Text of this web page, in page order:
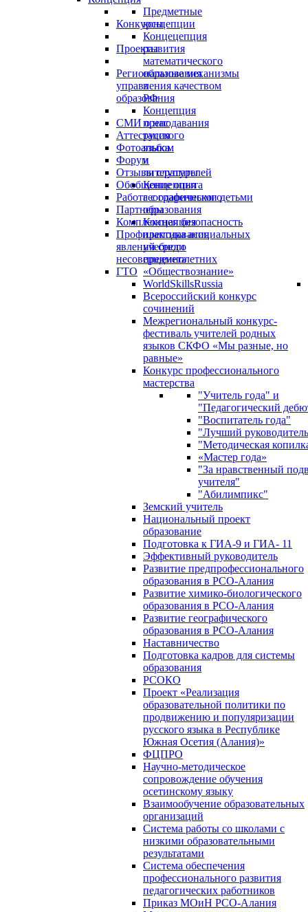
Предметные
концепции
Концецепция
развития
математического
образования
в
РФ
Концепция
преподавания
русского
языка
и
литературы
Концепция
географического
образования
Концепция
преподавания
учебного
предмета
«Обществознание»
Конкурсы
WorldSkillsRussia
Всероссийский конкурс
сочинений
Межрегиональный конкурс-
фестиваль учителей родных
языков СКФО «Мы разные, но
равные»
Конкурс профессионального
мастерства
"Учитель года" и
"Педагогический
"Воспитатель года"
"Лучший
"Методическая
«Мастер года»
"За нравственный
учителя"
"Абилимпикс"
Земский учитель
Проекты
Национальный проект
образование
Подготовка к ГИА-9 и ГИА- 11
Эффективный руководитель
Развитие предпрофессионального
образования в РСО-Алания
Развитие химико-биологического
образования в РСО-Алания
Развитие географического
образования в РСО-Алания
Наставничество
Подготовка кадров для системы
образования
РСОКО
Проект «Реализация
образовательной политики по
продвижению и популяризации
русского языка в Республике
Южная Осетия (Алания)»
ФЦПРО
Научно-методическое
сопровождение обучения
осетинскому языку
Взаимообучение образовательных
организаций
Региональные механизмы
управления качеством
образования
Система работы со школами с
низкими образовательными
результатами
Система обеспечения
профессионального развития
педагогических работников
СМИ о нас
Аттестация
Фотоальбом
Форум
Отзывы слушателей
Обобщение опыта
Работа с одаренными детьми
Партнеры
Комплексная безопасность
Профилактика асоциальных
явлений среди
несовершеннолетних
ГТО
Приказ МОиН РСО-Алания